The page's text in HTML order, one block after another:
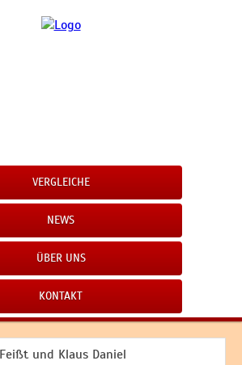
VERGLEICHE
NEWS
ÜBER UNS
KONTAKT